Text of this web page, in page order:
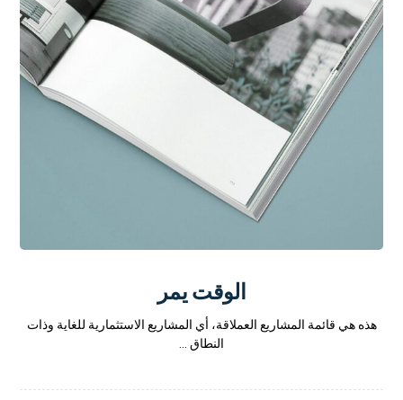
الوقت يمر
هذه هي قائمة المشاريع العملاقة، أي المشاريع الاستثمارية للغاية وذات
النطاق ...